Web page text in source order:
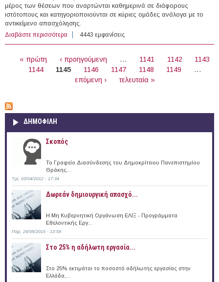
μέρος των θέσεων που αναρτώνται καθημερινά σε διάφορους
ιστότοπους και κατηγοριοποιούνται σε κύριες ομάδες ανάλογα με το
αντικείμενο απασχόλησης.
Διαβάστε περισσότερα για 294 θέσεις εργασίας στον Ιδιωτικό Τομέα στην
Ελλάδα (03/10/2016)
4443 εμφανίσεις
« πρώτη ‹ προηγούμενη … 1141 1142
1143
1144
1145 1146 1147 1148 1149
…
επόμενη ›
τελευταία »
ΔΗΜΟΦΙΛΗ
Σκοπός
Το Γραφείο Διασύνδεσης του Δημοκρίτειου Πανεπιστημίου
Θράκης...
Τρί, 03/04/2012 - 17:34
Δωρεάν δημιουργική απασχό...
Η Μη Κυβερνητική Οργάνωση ΕΛΙΞ - Προγράμματα
Εθελοντικής Εργ...
Παρ, 29/05/2015 - 13:59
Στο 25% η αδήλωτη εργασία...
Στο 25% εκτιμάται το ποσοστό αδήλωτης εργασίας στην
Ελλάδα,...